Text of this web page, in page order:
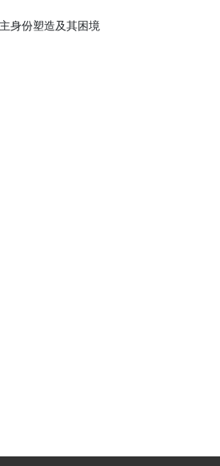
身份塑造及其困境